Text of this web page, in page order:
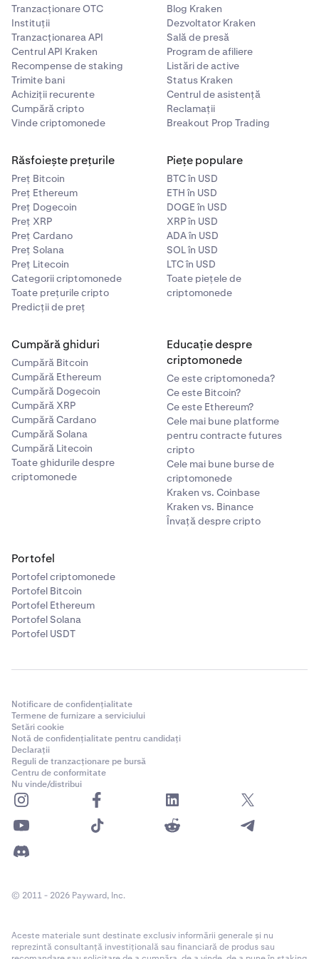
încercați să o verificați, vi se va solicita să conectați
un alt portofel sau să anulați.
5
Pe mobil?
Pentru portofelele
SOL, verificarea cu
semnătură digitală
nu este încă acceptată în
aplicațiile mobile
. Veți fi redirecționat către
versiunea web
pentru a finaliza procesul.
Tranzacționare OTC
Instituții
Tranzacționarea API
Centrul API Kraken
Recompense de staking
Trimite bani
Achiziții recurente
Cumpără cripto
Vinde criptomonede
Blog Kraken
Dezvoltator Kraken
Sală de presă
Program de afiliere
Listări de active
Status Kraken
Centrul de asistență
Reclamații
Breakout Prop Trading
Răsfoiește prețurile
Preț Bitcoin
Preț Ethereum
Preț Dogecoin
Preț XRP
Preț Cardano
Preț Solana
Preț Litecoin
Categorii criptomonede
Toate prețurile cripto
Predicții de preț
Piețe populare
BTC în USD
ETH în USD
DOGE în USD
XRP în USD
ADA în USD
SOL în USD
LTC în USD
Toate piețele de
criptomonede
Cumpără ghiduri
Cumpără Bitcoin
Cumpără Ethereum
Cumpără Dogecoin
Cumpără XRP
Cumpără Cardano
Cumpără Solana
Cumpără Litecoin
Toate ghidurile despre
criptomonede
Educație despre
criptomonede
Ce este criptomoneda?
Ce este Bitcoin?
Ce este Ethereum?
Cele mai bune platforme
pentru contracte futures
cripto
Cele mai bune burse de
criptomonede
Kraken vs. Coinbase
Kraken vs. Binance
Învață despre cripto
Portofel
Portofel criptomonede
Portofel Bitcoin
Portofel Ethereum
Portofel Solana
Portofel USDT
Notificare de confidențialitate
Termene de furnizare a serviciului
Setări cookie
Notă de confidențialitate pentru candidați
Declarații
Reguli de tranzacționare pe bursă
Centru de conformitate
Nu vinde/distribui
© 2011 - 2026 Payward, Inc.
Aceste materiale sunt destinate exclusiv informării generale și nu
reprezintă consultanță investițională sau financiară de produs sau